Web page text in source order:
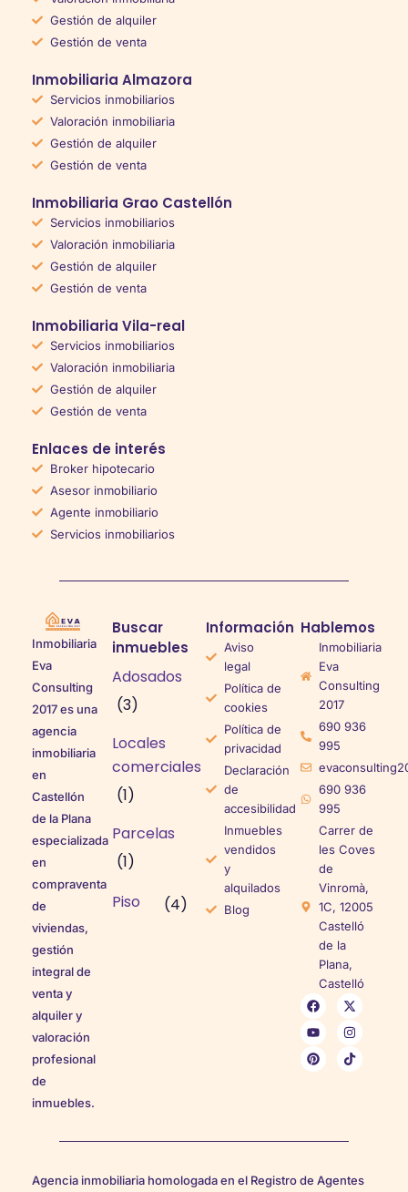
Gestión de alquiler
Gestión de venta
Inmobiliaria Almazora
Servicios inmobiliarios
Valoración inmobiliaria
Gestión de alquiler
Gestión de venta
Inmobiliaria Grao Castellón
Servicios inmobiliarios
Valoración inmobiliaria
Gestión de alquiler
Gestión de venta
Inmobiliaria Vila-real
Servicios inmobiliarios
Valoración inmobiliaria
Gestión de alquiler
Gestión de venta
Enlaces de interés
Broker hipotecario
Asesor inmobiliario
Agente inmobiliario
Servicios inmobiliarios
Inmobiliaria
Eva
Consulting
2017 es una
agencia
inmobiliaria
en
Castellón
de la Plana
especializada
en
compraventa
de
viviendas,
gestión
integral de
venta y
alquiler y
valoración
profesional
de
inmuebles.
Buscar
inmuebles
Adosados
(3)
Locales
comerciales
(1)
Parcelas
(1)
Piso
(4)
Información
Aviso
legal
Política de
cookies
Política de
privacidad
Declaración
de
accesibilidad
Inmuebles
vendidos
y
alquilados
Blog
Hablemos
Inmobiliaria
Eva
Consulting
2017
690 936
995
690 936
995
Carrer de
les Coves
de
Vinromà,
1C, 12005
Castelló
de la
Plana,
Castelló
Agencia inmobiliaria homologada en el Registro de Agentes